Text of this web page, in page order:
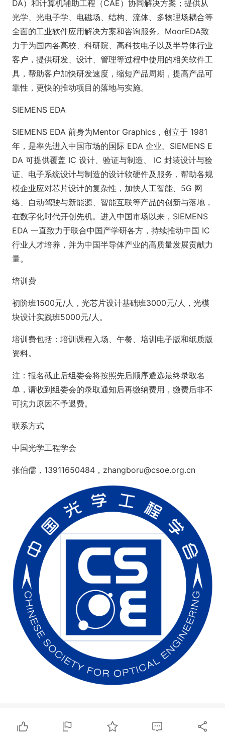
DA）和计算机辅助工程（CAE）协同解决方案；提供从
光学、光电子学、电磁场、结构、流体、多物理场耦合等
全面的工业软件应用解决方案和咨询服务。MoorEDA致
力于为国内各高校、科研院、高科技电子以及半导体行业
客户，提供研发、设计、管理等过程中使用的相关软件工
具，帮助客户加快研发速度，缩短产品周期，提高产品可
靠性，更快的推动项目的落地与实施。
SIEMENS EDA
SIEMENS EDA 前身为Mentor Graphics，创立于 1981
年，是率先进入中国市场的国际 EDA 企业。SIEMENS E
DA 可提供覆盖 IC 设计、验证与制造、 IC 封装设计与验
证、电子系统设计与制造的设计软硬件及服务，帮助各规
模企业应对芯片设计的复杂性，加快人工智能、5G 网
络、自动驾驶与新能源、智能互联等产品的创新与落地，
在数字化时代开创先机。进入中国市场以来，SIEMENS
EDA 一直致力于联合中国产学研各方，持续推动中国 IC
行业人才培养，并为中国半导体产业的高质量发展贡献力
量。
培训费
初阶班1500元/人，光芯片设计基础班3000元/人，光模
块设计实践班5000元/人。
培训费包括：培训课程入场、午餐、培训电子版和纸质版
资料。
注：报名截止后组委会将按照先后顺序遴选最终录取名
单，请收到组委会的录取通知后再缴纳费用，缴费后非不
可抗力原因不予退费。
联系方式
中国光学工程学会
张伯儒，13911650484，zhangboru@csoe.org.cn